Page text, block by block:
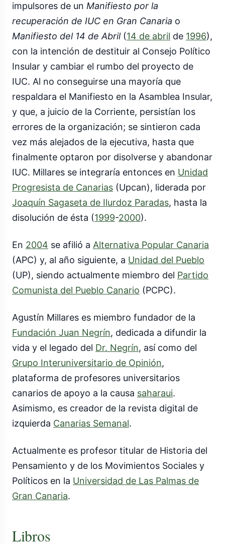
impulsores de un Manifiesto por la
recuperación de IUC en Gran Canaria o
Manifiesto del 14 de Abril(14 de abril de 1996),
con la intención de destituir al Consejo Político
Insular y cambiar el rumbo del proyecto de
IUC. Al no conseguirse una mayoría que
respaldara el Manifiesto en la Asamblea Insular,
y que, a juicio de la Corriente, persistían los
errores de la organización; se sintieron cada
vez más alejados de la ejecutiva, hasta que
finalmente optaron por disolverse y abandonar
IUC. Millares se integraría entonces en Unidad
Progresista de Canarias (Upcan), liderada por
Joaquín Sagaseta de Ilurdoz Paradas, hasta la
disolución de ésta (1999-2000).
En 2004 se afilió a Alternativa Popular Canaria
(APC) y, al año siguiente, a Unidad del Pueblo
(UP), siendo actualmente miembro del Partido
Comunista del Pueblo Canario (PCPC).
Agustín Millares es miembro fundador de la
Fundación Juan Negrín, dedicada a difundir la
vida y el legado del Dr. Negrín, así como del
Grupo Interuniversitario de Opinión,
plataforma de profesores universitarios
canarios de apoyo a la causa saharaui.
Asimismo, es creador de la revista digital de
izquierda Canarias Semanal.
Actualmente es profesor titular de Historia del
Pensamiento y de los Movimientos Sociales y
Políticos en la Universidad de Las Palmas de
Gran Canaria.
Libros